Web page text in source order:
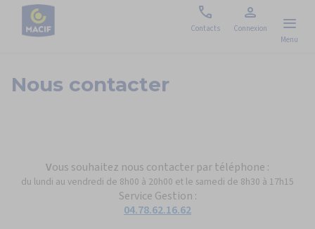
Nous
Contacts
Espace
personnel
Connexion
Menu
Nous contacter
Vous souhaitez nous contacter par téléphone :
du lundi au vendredi de 8h00 à 20h00 et le samedi de 8h30 à 17h15
Service Gestion :
04.78.62.16.62